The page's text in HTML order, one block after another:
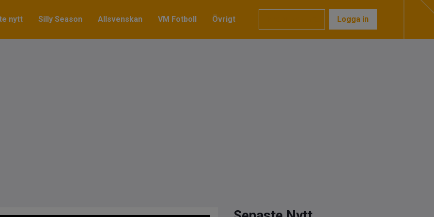
nytt Silly Season Allsvenskan VM Fotboll Övrigt Logga in